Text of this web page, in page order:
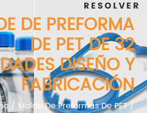
DE PREFORMA
DE PET DE 32
DISEÑO Y
FABRICACIÓN
/ Molde De Preformas De PET/